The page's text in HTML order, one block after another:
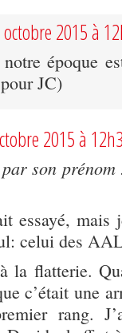
2015 à
époque
JC)
2015 à
son
essayé,
celui des
la flatterie.
c’était une
rang.